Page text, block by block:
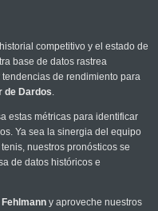
competitivo y el estado de
base de datos rastrea
de rendimiento para
de Dardos.
estas métricas para identificar
Ya sea la sinergia del equipo
nuestros pronósticos se
de datos históricos e
y aproveche nuestros